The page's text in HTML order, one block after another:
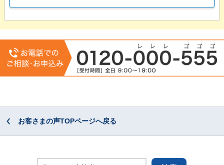
お客さまの声TOPページへ戻る